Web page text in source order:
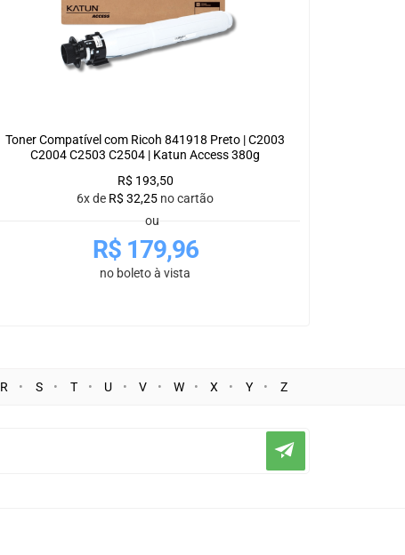
Toner Compatível com Ricoh 841918 Preto | C2003
C2004 C2503 C2504 | Katun Access 380g
R$ 193,50
6x de R$ 32,25 no cartão
ou
R$179,96
no boleto à vista
R S T U V W X Y Z